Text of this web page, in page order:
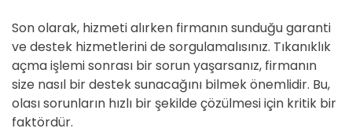
Son olarak, hizmeti alırken firmanın sunduğu garanti
ve destek hizmetlerini de sorgulamalısınız. Tıkanıklık
açma işlemi sonrası bir sorun yaşarsanız, firmanın
size nasıl bir destek sunacağını bilmek önemlidir. Bu,
olası sorunların hızlı bir şekilde çözülmesi için kritik bir
faktördür.